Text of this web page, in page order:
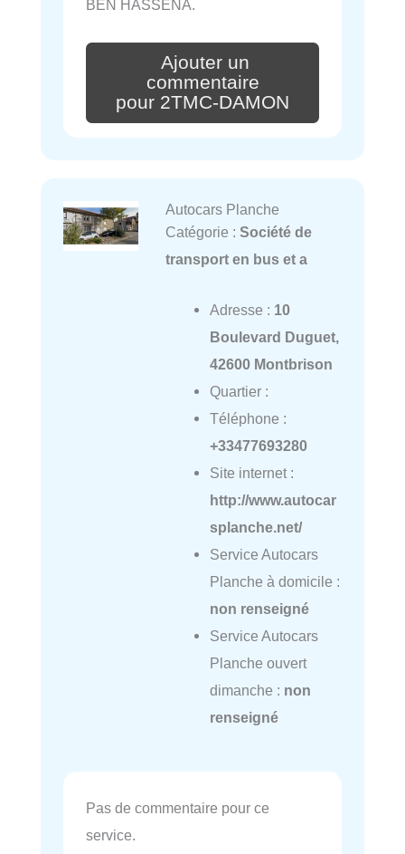
BEN HASSENA.
Ajouter un
commentaire
pour 2TMC-DAMON
Autocars Planche
Catégorie : Société de
transport en bus et a
Adresse : 10
Boulevard Duguet,
42600 Montbrison
Quartier :
Téléphone :
+33477693280
Site internet :
http://www.autocar
splanche.net/
Service Autocars
Planche à domicile :
non renseigné
Service Autocars
Planche ouvert
dimanche : non
renseigné
Pas de commentaire pour ce
service.